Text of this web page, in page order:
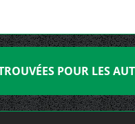
POUR LES